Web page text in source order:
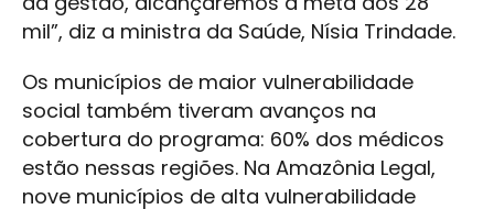
mil”, diz a ministra da Saúde, Nísia Trindade.
Os municípios de maior vulnerabilidade
social também tiveram avanços na
cobertura do programa: 60% dos médicos
estão nessas regiões. Na Amazônia Legal,
nove municípios de alta vulnerabilidade